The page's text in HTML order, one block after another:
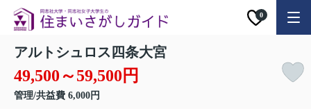
0
アルトシュロス四条大宮
49,500～59,500円
管理/共益費 6,000円